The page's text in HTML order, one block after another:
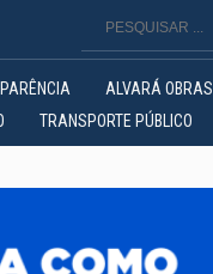
ALVARÁ OBRAS
TRANSPORTE PÚBLICO